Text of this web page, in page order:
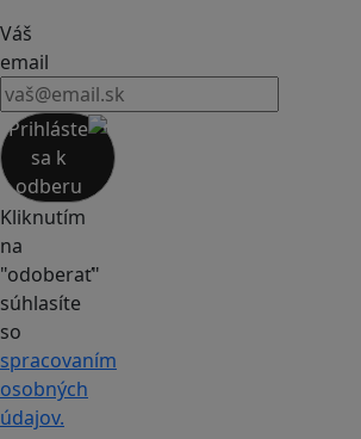
Váš
email
Prihláste
sa k
odberu
Kliknutím
na
"odoberať"
súhlasíte
so
spracovaním
osobných
údajov.